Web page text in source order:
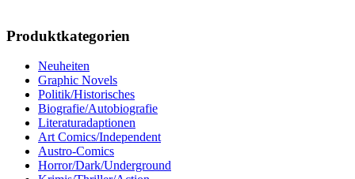
Produktkategorien
Neuheiten
Graphic Novels
Politik/Historisches
Biografie/Autobiografie
Literaturadaptionen
Art Comics/Independent
Austro-Comics
Horror/Dark/Underground